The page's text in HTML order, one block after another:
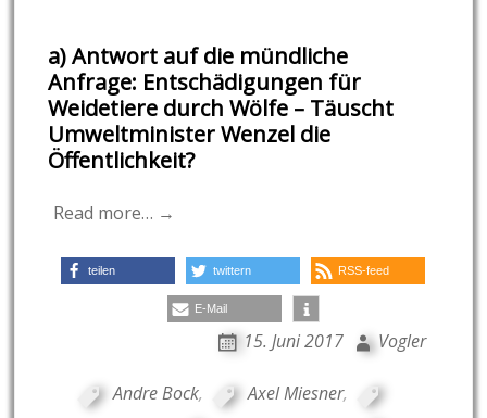
a) Antwort auf die mündliche
Anfrage: Entschädigungen für
Weidetiere durch Wölfe – Täuscht
Umweltminister Wenzel die
Öffentlichkeit?
Read more… →
teilen twittern RSS-feed
E-Mail
15. Juni 2017 Vogler
Andre Bock, Axel Miesner,